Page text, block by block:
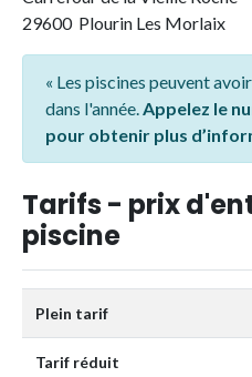
29600 Plourin Les Morlaix
« Les piscines peuvent
dans l'année.Appelez le
pour obtenir plus
Tarifs - prix
piscine
Plein tarif
Tarif réduit